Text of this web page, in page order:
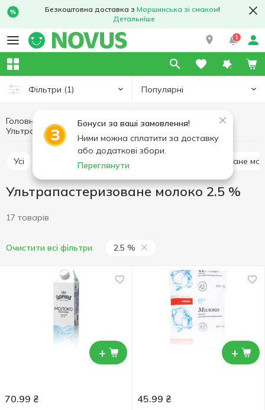
Безкоштовна доставка з Моршинська зі смаком!
Детальніше
1
Фільтри (1) Популярні
Бонуси за ваші замовлення!
Ними можна сплатити за доставку
або додаткові збори.
Переглянути
Головна Яйця та молочні продукти Молоко
Ультрапастеризоване молоко
Усі Ультрапастеризоване молоко Пастеризоване
Ультрапастеризоване молоко 2.5 %
17 товарів
Очистити всі фільтри 2.5 %
+
70.99 ₴
+
45.99 ₴